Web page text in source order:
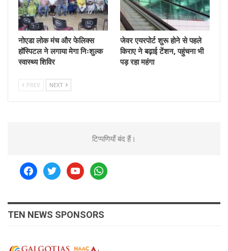
नोएडा लोक मंच और फेलिक्स
हॉस्पिटल ने लगाया मेगा निःशुल्क
स्वास्थ्य शिविर
जेवर एयरपोर्ट शुरू होने से पहले
किराए ने बढ़ाई टेंशन, पहुंचना भी
पड़ रहा महंगा
PREV NEXT
टिप्पणियाँ बंद हैं।
facebooktwitteryoutubewhatsapp
TEN NEWS SPONSORS